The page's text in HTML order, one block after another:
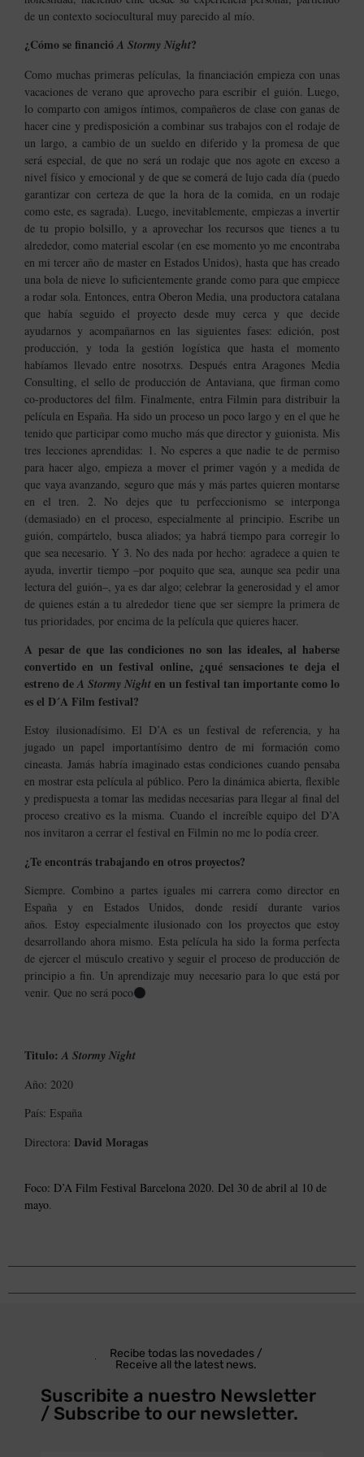
de un contexto sociocultural muy parecido al mío.
¿Cómo se financióA Stormy Night?
Como muchas primeras películas, la financiación empieza con unas
vacaciones de verano que aprovecho para escribir el guión. Luego,
lo comparto con amigos íntimos, compañeros de clase con ganas de
hacer cine y predisposición a combinar sus trabajos con el rodaje de
un largo, a cambio de un sueldo en diferido y la promesa de que
será especial, de que no será un rodaje que nos agote en exceso a
nivel físico y emocional y de que se comerá de lujo cada día (puedo
garantizar con certeza de que la hora de la comida, en un rodaje
como este, es sagrada). Luego, inevitablemente, empiezas a invertir
de tu propio bolsillo, y a aprovechar los recursos que tienes a tu
alrededor, como material escolar (en ese momento yo me encontraba
en mi tercer año de master en Estados Unidos), hasta que has creado
una bola de nieve lo suficientemente grande como para que empiece
a rodar sola. Entonces, entra Oberon Media, una productora catalana
que había seguido el proyecto desde muy cerca y que decide
ayudarnos y acompañarnos en las siguientes fases: edición, post
producción, y toda la gestión logística que hasta el momento
habíamos llevado entre nosotrxs. Después entra Aragones Media
Consulting, el sello de producción de Antaviana, que firman como
co-productores del film. Finalmente, entra Filmin para distribuir la
película en España. Ha sido un proceso un poco largo y en el que he
tenido que participar como mucho más que director y guionista. Mis
tres lecciones aprendidas: 1. No esperes a que nadie te de permiso
para hacer algo, empieza a mover el primer vagón y a medida de
que vaya avanzando, seguro que más y más partes quieren montarse
en el tren. 2. No dejes que tu perfeccionismo se interponga
(demasiado) en el proceso, especialmente al principio. Escribe un
guión, compártelo, busca aliados; ya habrá tiempo para corregir lo
que sea necesario. Y 3. No des nada por hecho: agradece a quien te
ayuda, invertir tiempo –por poquito que sea, aunque sea pedir una
lectura del guión–, ya es dar algo; celebrar la generosidad y el amor
de quienes están a tu alrededor tiene que ser siempre la primera de
tus prioridades, por encima de la película que quieres hacer.
A pesar de que las condiciones no son las ideales, al haberse
convertido en un festival online, ¿qué sensaciones te deja el
estreno deA Stormy Night en un festival tan importante como lo
es el D´A Film festival?
Estoy ilusionadísimo. El D’A es un festival de referencia, y ha
jugado un papel importantísimo dentro de mi formación como
cineasta. Jamás habría imaginado estas condiciones cuando pensaba
en mostrar esta película al público. Pero la dinámica abierta, flexible
y predispuesta a tomar las medidas necesarias para llegar al final del
proceso creativo es la misma. Cuando el increíble equipo del D’A
nos invitaron a cerrar el festival en Filmin no me lo podía creer.
¿Te encontrás trabajando en otros proyectos?
Siempre. Combino a partes iguales mi carrera como director en
España y en Estados Unidos, donde residí durante varios
años. Estoy especialmente ilusionado con los proyectos que estoy
desarrollando ahora mismo. Esta película ha sido la forma perfecta
de ejercer el músculo creativo y seguir el proceso de producción de
principio a fin. Un aprendizaje muy necesario para lo que está por
venir. Que no será poco
Titulo:A Stormy Night
Año: 2020
País: España
Directora: David Moragas
Foco: D’A Film Festival Barcelona 2020. Del 30 de abril al 10 de
mayo.
Recibe todas las novedades /
Receive all the latest news.
Suscribite a nuestro Newsletter
/ Subscribe to our newsletter.